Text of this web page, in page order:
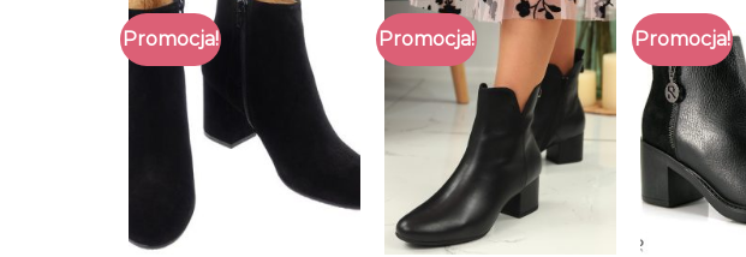
Promocja! Promocja! Promocja!